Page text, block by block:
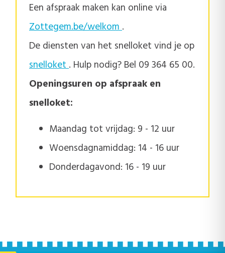
Een afspraak maken kan online via
Zottegem.be/welkom.
De diensten van het snelloket vind je op
snelloket. Hulp nodig? Bel 09 364 65 00.
Openingsuren op afspraak en
snelloket:
Maandag tot vrijdag: 9 - 12 uur
Woensdagnamiddag: 14 - 16 uur
Donderdagavond: 16 - 19 uur